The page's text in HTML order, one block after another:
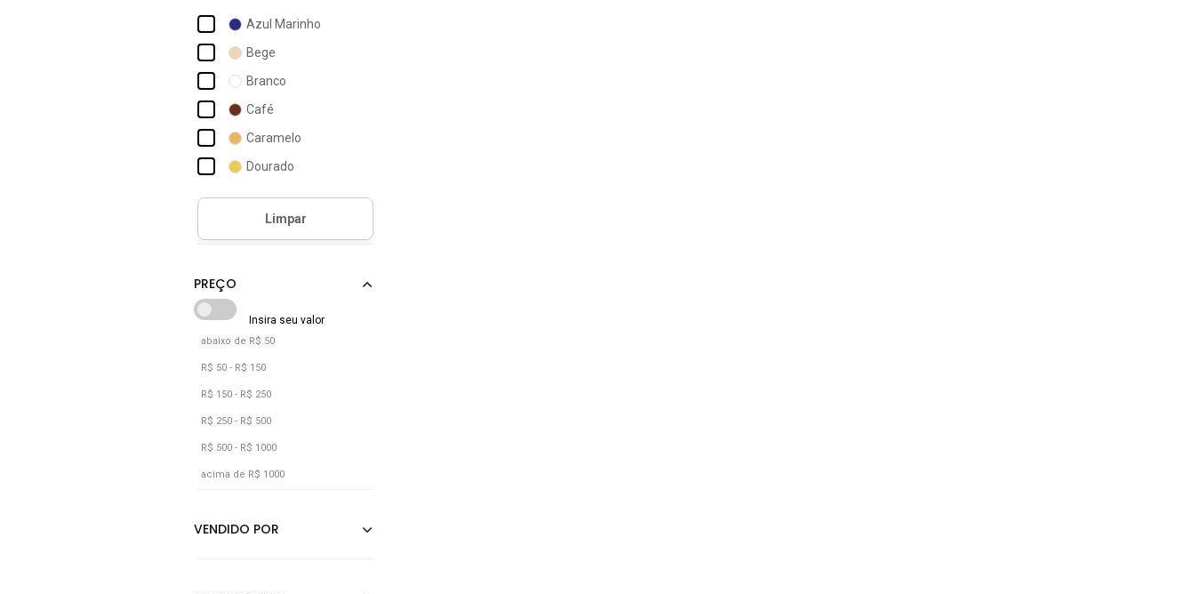
Azul Marinho
Bege
Branco
Café
Caramelo
Dourado
Marrom
Nude
Vermelho
abaixo de R$ 50
R$ 50 - R$ 150
R$ 150 - R$ 250
R$ 250 - R$ 500
R$ 500 - R$ 1000
acima de R$ 1000